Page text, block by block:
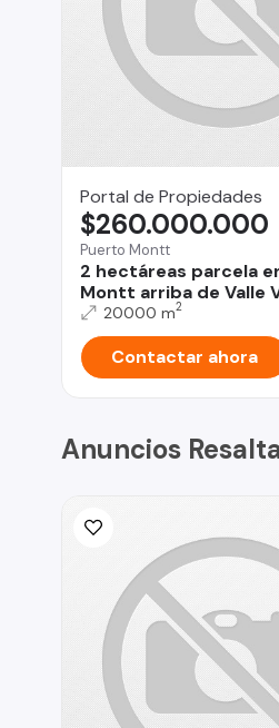
Portal de Propiedades
Puerto Montt
2 hectáreas parcela
Montt arriba de Valle
$260.000.000
20000 m2
Contactar ahora
Anuncios